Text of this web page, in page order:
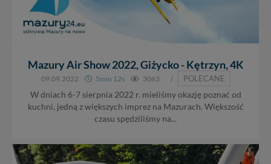
Mazury Air Show 2022, Giżycko - Kętrzyn, 4K
09.09.2022 5min 12s 3063 /
POLECANE
W dniach 6-7 sierpnia 2022 r. mieliśmy okazję poznać od
kuchni, jedną z większych imprez na Mazurach. Większość
czasu spędziliśmy na...